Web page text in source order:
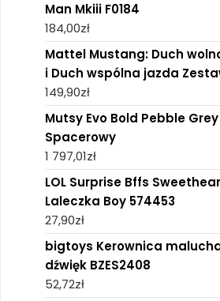
Man Mkiii F0184
184,00zł
Mattel Mustang: Duch
i Duch wspólna jazda
149,90zł
Mutsy Evo Bold Pebble Grey
Spacerowy
1 797,01zł
LOL Surprise Bffs
Laleczka Boy 574453
27,90zł
bigtoys Kerownica
dźwięk BZES2408
52,72zł